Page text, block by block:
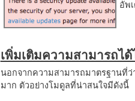
อัพ
เพิ่มเติมความสามารถไ
นอกจากความสามารถมาตรฐานที่ว่
มาก ตัวอย่างโมดูลที่น่าสนใจมีดังนี้